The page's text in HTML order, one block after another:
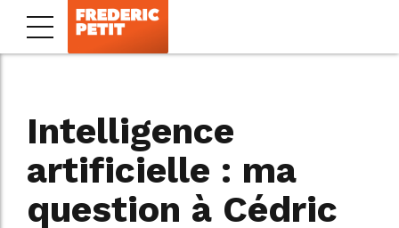
Intelligence
artificielle : ma
question à Cédric